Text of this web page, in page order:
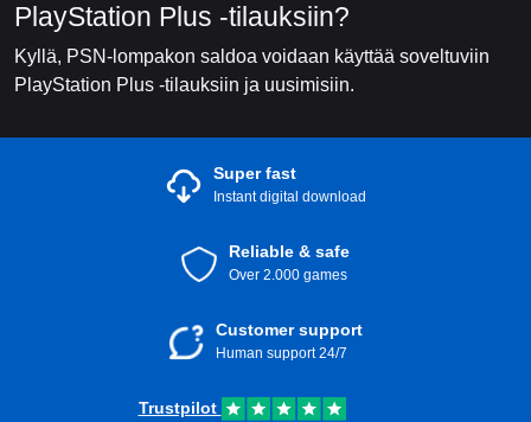
PlayStation Plus -tilauksiin?
Kyllä, PSN-lompakon saldoa voidaan käyttää soveltuviin
PlayStation Plus -tilauksiin ja uusimisiin.
Super fast
Instant digital download
Reliable & safe
Over 2.000 games
Customer support
Human support 24/7
Trustpilot